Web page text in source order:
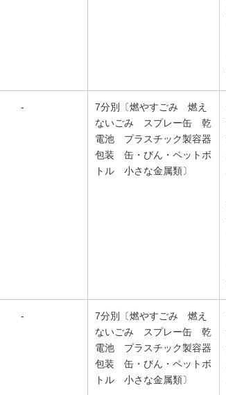
-
7分別〔燃やすごみ 燃え
ないごみ スプレー缶 乾
電池 プラスチック製容器
包装 缶・びん・ペットボ
トル 小さな金属類〕
-
7分別〔燃やすごみ 燃え
ないごみ スプレー缶 乾
電池 プラスチック製容器
包装 缶・びん・ペットボ
トル 小さな金属類〕